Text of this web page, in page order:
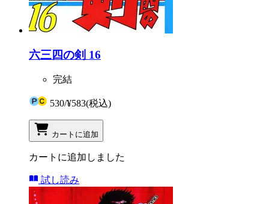
六三四の剣 16
完結
530/¥583(税込)
カートに追加
カートに追加しました
試し読み